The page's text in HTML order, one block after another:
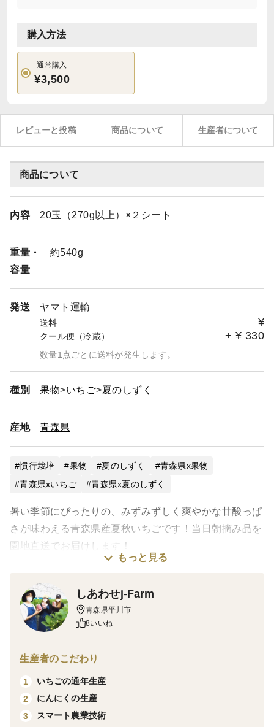
購入方法
通常購入
¥3,500
レビューと投稿 商品について 生産者について
商品について
内容 20玉（270g以上）×２シート
重量・
容量
約540g
発送 ヤマト運輸
送料 ¥
クール便（冷蔵） + ¥ 330
数量1点ごとに送料が発生します。
種別 果物 いちご 夏のしずく
産地 青森県
慣行栽培 果物 夏のしずく
青森県x果物
青森県xいちご
青森県x夏のしずく
暑い季節にぴったりの、みずみずしく爽やかな甘酸っぱ
さが味わえる青森県産夏秋いちごです！当日朝摘み品を
園地直送でお届けします！
キなどへのトッピング、フルーツサンドなどに抜群の相
性です！
より多くのご注文にお応えするため、収穫状況に応じて
「夏のしずく」か「すずあかね」のいずれかの品種にな
ります。ご指定はいただけませんので何卒ご了承くださ
い。
もっと見る
しあわせj-Farm
青森県平川市
8いいね
生産者のこだわり
1
いちごの通年生産
2
にんにくの生産
3
スマート農業技術